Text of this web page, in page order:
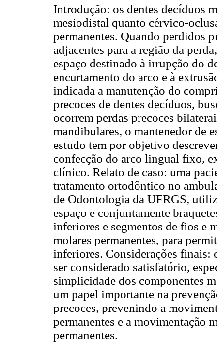
Introdução: os dentes decíduos
mesiodistal quanto cérvico-
permanentes. Quando perdidos
adjacentes para a região da
espaço destinado à irrupção do
encurtamento do arco e à
indicada a manutenção do
precoces de dentes decíduos,
ocorrem perdas precoces
mandibulares, o mantenedor de
estudo tem por objetivo
confecção do arco lingual fixo,
clínico. Relato de caso: uma
tratamento ortodôntico no
de Odontologia da UFRGS,
espaço e conjuntamente
inferiores e segmentos de fios e
molares permanentes, para
inferiores. Considerações finais:
ser considerado satisfatório,
simplicidade dos componentes
um papel importante na
precoces, prevenindo a
permanentes e a movimentação
permanentes.